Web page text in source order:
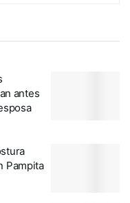
antes
Pampita